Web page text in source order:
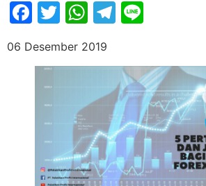
Facebook
Twitter
WhatsApp
Telegram
06 Desember 2019